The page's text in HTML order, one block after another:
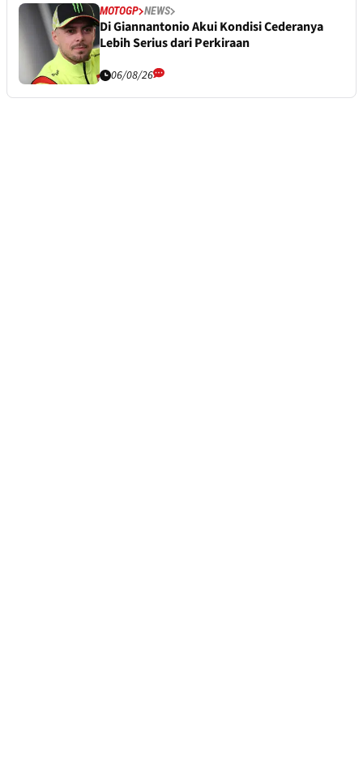
MOTOGP NEWS
Di Giannantonio Akui Kondisi Cederanya
Lebih Serius dari Perkiraan
06/08/26